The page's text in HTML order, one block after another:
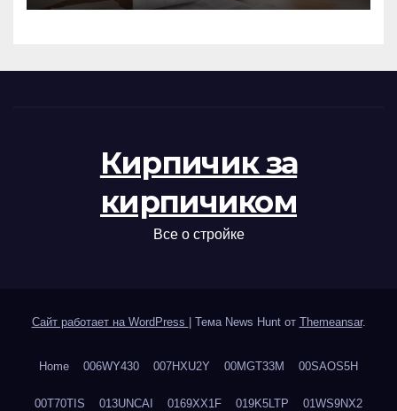
Кирпичик за
кирпичиком
Все о стройке
Сайт работает на WordPress Тема News Hunt от Themeansar.
Home 006WY430 007HXU2Y 00MGT33M 00SAOS5H
00T70TIS 013UNCAI 0169XX1F 019K5LTP 01WS9NX2